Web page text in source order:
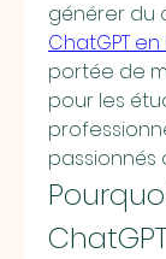
ChatGPT en
portée de
pour les
passionnés